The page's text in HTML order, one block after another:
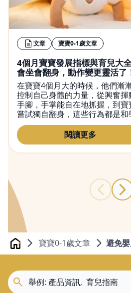
文章 寶寶0-1歲文章
4個月寶寶發展指標與育兒大
會坐會翻身，動作變更靈活了
在寶寶4個月大的時候，他們漸
控制自己身體的力量，從興奮揮
手腳，手掌能自在地抓握，到寶
嘗試獨自翻身，這些行為都是和
習發展的串聯程度有關係。本文
整理4個月寶寶發展特徵，幫助爸
媽媽認識4個月寶寶發展進程，
解寶寶這段時間的行為變化狀況
閱讀更多
Home 寶寶0-1歲文章 避免